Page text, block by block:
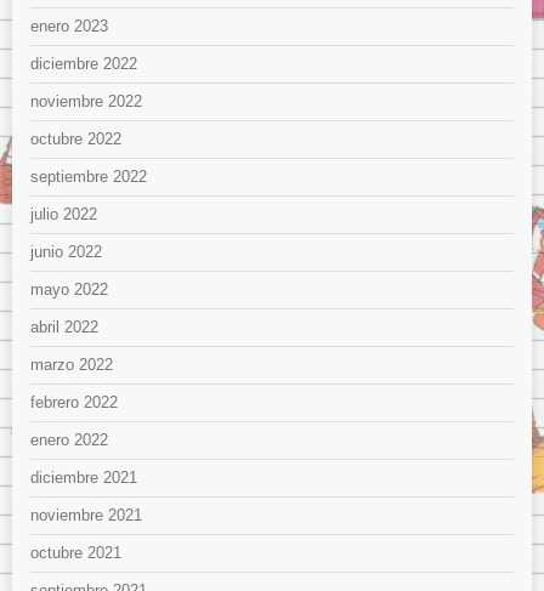
enero 2023
diciembre 2022
noviembre 2022
octubre 2022
septiembre 2022
julio 2022
junio 2022
mayo 2022
abril 2022
marzo 2022
febrero 2022
enero 2022
diciembre 2021
noviembre 2021
octubre 2021